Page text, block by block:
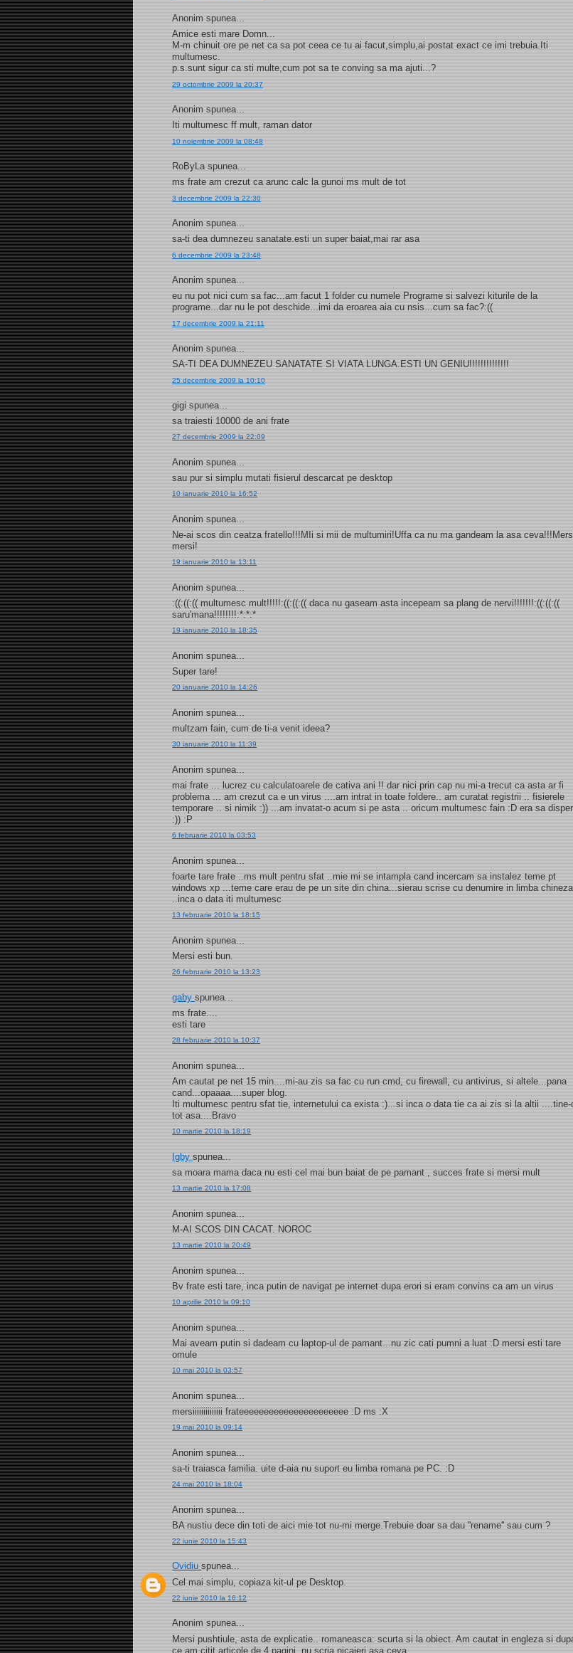
Anonim spunea...
Amice esti mare Domn...
M-m chinuit ore pe net ca sa pot ceea ce tu ai facut,simplu,ai postat exact ce imi trebuia.Iti
multumesc.
p.s.sunt sigur ca sti multe,cum pot sa te conving sa ma ajuti...?
29 octombrie 2009 la 20:37
Anonim spunea...
Iti multumesc ff mult, raman dator
10 noiembrie 2009 la 08:48
RoByLa spunea...
ms frate am crezut ca arunc calc la gunoi ms mult de tot
3 decembrie 2009 la 22:30
Anonim spunea...
sa-ti dea dumnezeu sanatate.esti un super baiat,mai rar asa
6 decembrie 2009 la 23:48
Anonim spunea...
eu nu pot nici cum sa fac...am facut 1 folder cu numele Programe si salvezi kiturile de la
programe...dar nu le pot deschide...imi da eroarea aia cu nsis...cum sa fac?:((
17 decembrie 2009 la 21:11
Anonim spunea...
SA-TI DEA DUMNEZEU SANATATE SI VIATA LUNGA.ESTI UN GENIU!!!!!!!!!!!!!!
25 decembrie 2009 la 10:10
gigi spunea...
sa traiesti 10000 de ani frate
27 decembrie 2009 la 22:09
Anonim spunea...
sau pur si simplu mutati fisierul descarcat pe desktop
10 ianuarie 2010 la 16:52
Anonim spunea...
Ne-ai scos din ceatza fratello!!!MIi si mii de multumiri!Uffa ca nu ma gandeam la asa
mersi!
19 ianuarie 2010 la 13:11
Anonim spunea...
:((:((:(( multumesc mult!!!!!:((:((:(( daca nu gaseam asta incepeam sa plang de nervi!!!!!!!:((:((:((
saru'mana!!!!!!!!:*:*:*
19 ianuarie 2010 la 18:35
Anonim spunea...
Super tare!
20 ianuarie 2010 la 14:26
Anonim spunea...
multzam fain, cum de ti-a venit ideea?
30 ianuarie 2010 la 11:39
Anonim spunea...
mai frate ... lucrez cu calculatoarele de cativa ani !! dar nici prin cap nu mi-a trecut ca asta ar fi
problema ... am crezut ca e un virus ....am intrat in toate foldere.. am curatat registrii .. fisierele
temporare .. si nimik :)) ...am invatat-o acum si pe asta .. oricum multumesc fain :D era sa disper
:)) :P
6 februarie 2010 la 03:53
Anonim spunea...
foarte tare frate ..ms mult pentru sfat ..mie mi se intampla cand incercam sa instalez teme pt
windows xp ...teme care erau de pe un site din china...sierau scrise cu denumire in limba chineza
..inca o data iti multumesc
13 februarie 2010 la 18:15
Anonim spunea...
Mersi esti bun.
26 februarie 2010 la 13:23
gabyspunea...
ms frate....
esti tare
28 februarie 2010 la 10:37
Anonim spunea...
Am cautat pe net 15 min....mi-au zis sa fac cu run cmd, cu firewall, cu antivirus, si altele...pana
cand...opaaaa....super blog.
Iti multumesc pentru sfat tie, internetului ca exista :)...si inca o data tie ca ai zis si la altii ....tine-
tot asa....Bravo
10 martie 2010 la 18:19
Igbyspunea...
sa moara mama daca nu esti cel mai bun baiat de pe pamant , succes frate si mersi mult
13 martie 2010 la 17:08
Anonim spunea...
M-AI SCOS DIN CACAT. NOROC
13 martie 2010 la 20:49
Anonim spunea...
Bv frate esti tare, inca putin de navigat pe internet dupa erori si eram convins ca am un virus
10 aprilie 2010 la 09:10
Anonim spunea...
Mai aveam putin si dadeam cu laptop-ul de pamant...nu zic cati pumni a luat :D mersi esti tare
omule
10 mai 2010 la 03:57
Anonim spunea...
mersiiiiiiiiiiiiii frateeeeeeeeeeeeeeeeeeeeee :D ms :X
19 mai 2010 la 09:14
Anonim spunea...
sa-ti traiasca familia. uite d-aia nu suport eu limba romana pe PC. :D
24 mai 2010 la 18:04
Anonim spunea...
BA nustiu dece din toti de aici mie tot nu-mi merge.Trebuie doar sa dau ''rename'' sau cum ?
22 iunie 2010 la 15:43
Ovidiuspunea...
Cel mai simplu, copiaza kit-ul pe Desktop.
22 iunie 2010 la 16:12
Anonim spunea...
Mersi pushtiule, asta de explicatie.. romaneasca: scurta si la obiect. Am cautat in engleza si
ce am citit articole de 4 pagini, nu scria nicaieri asa ceva.